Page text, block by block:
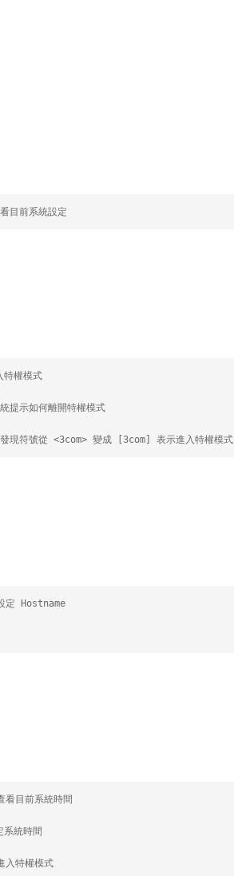
設定
式
如何離開特權模式
從 <3com> 變成 [3com] 表示進入特權模式
時間
時間
式